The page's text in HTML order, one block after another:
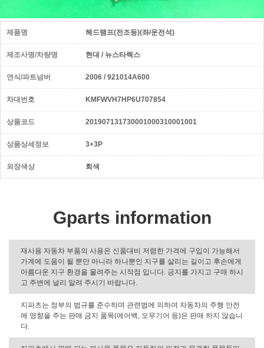
제품명 헤드램프(전조등)(좌/운전석)
제조사명/차량명 현대 / 뉴스타렉스
연식/파트넘버 2006 / 921014A600
차대번호 KMFWVH7HP6U707854
상품코드 201907131730001000310001001
상품상세정보 3+3P
외장색상 회색
Gparts information
재사용 자동차 부품의 사용은 신품대비 저렴한 가격에 구입이 가능해서
가계에 도움이 될 뿐만 아니라 하나뿐인 지구를 살리는 길이고 후손에게
아름다운 지구 환경을 물려주는 시작점 입니다. 긍지를 가지고 구매 하시
고 주변에 널리 알려 주시기 바랍니다.
지파츠는 정부의 법규를 준수하며 관련법에 의하여 자동차의 주행 안전
에 영향을 주는 판매 금지 품목(에어백, 오무기어 등)은 판매 하지 않습니
다.